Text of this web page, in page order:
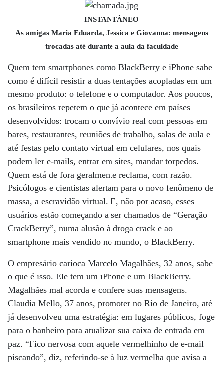
INSTANTÂNEO
As amigas Maria Eduarda, Jessica e Giovanna: mensagens
trocadas até durante a aula da faculdade
Quem tem smartphones como BlackBerry e iPhone sabe
como é difícil resistir a duas tentações acopladas em um
mesmo produto: o telefone e o computador. Aos poucos,
os brasileiros repetem o que já acontece em países
desenvolvidos: trocam o convívio real com pessoas em
bares, restaurantes, reuniões de trabalho, salas de aula e
até festas pelo contato virtual em celulares, nos quais
podem ler e-mails, entrar em sites, mandar torpedos.
Quem está de fora geralmente reclama, com razão.
Psicólogos e cientistas alertam para o novo fenômeno de
massa, a escravidão virtual. E, não por acaso, esses
usuários estão começando a ser chamados de “Geração
CrackBerry”, numa alusão à droga crack e ao
smartphone mais vendido no mundo, o BlackBerry.
O empresário carioca Marcelo Magalhães, 32 anos, sabe
o que é isso. Ele tem um iPhone e um BlackBerry.
Magalhães mal acorda e confere suas mensagens.
Claudia Mello, 37 anos, promoter no Rio de Janeiro, até
já desenvolveu uma estratégia: em lugares públicos, foge
para o banheiro para atualizar sua caixa de entrada em
paz. “Fico nervosa com aquele vermelhinho de e-mail
piscando”, diz, referindo-se à luz vermelha que avisa a